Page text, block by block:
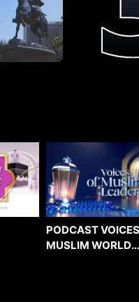
PODCAST
MUSLIM WORLD